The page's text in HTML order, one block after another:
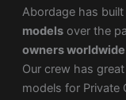
Abordage has
modelsover the
owners
Our crew has
models for Private